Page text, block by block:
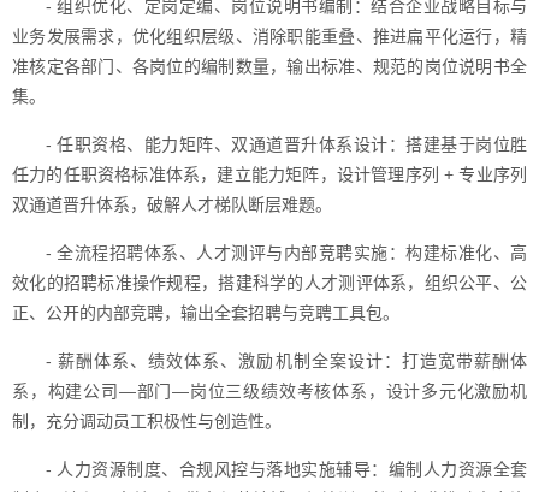
- 组织优化、定岗定编、岗位说明书编制：结合企业战略目标与
业务发展需求，优化组织层级、消除职能重叠、推进扁平化运行，精
准核定各部门、各岗位的编制数量，输出标准、规范的岗位说明书全
集。
- 任职资格、能力矩阵、双通道晋升体系设计：搭建基于岗位胜
任力的任职资格标准体系，建立能力矩阵，设计管理序列 + 专业序列
双通道晋升体系，破解人才梯队断层难题。
- 全流程招聘体系、人才测评与内部竞聘实施：构建标准化、高
效化的招聘标准操作规程，搭建科学的人才测评体系，组织公平、公
正、公开的内部竞聘，输出全套招聘与竞聘工具包。
- 薪酬体系、绩效体系、激励机制全案设计：打造宽带薪酬体
系，构建公司—部门—岗位三级绩效考核体系，设计多元化激励机
制，充分调动员工积极性与创造性。
- 人力资源制度、合规风控与落地实施辅导：编制人力资源全套